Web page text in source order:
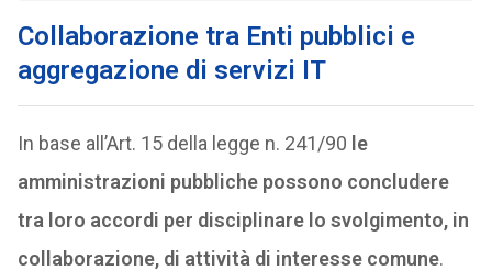
Collaborazione tra Enti pubblici e
aggregazione di servizi IT
In base all’Art. 15 della legge n. 241/90 le
amministrazioni pubbliche possono concludere
tra loro accordi per disciplinare lo svolgimento, in
collaborazione, di attività di interesse comune.